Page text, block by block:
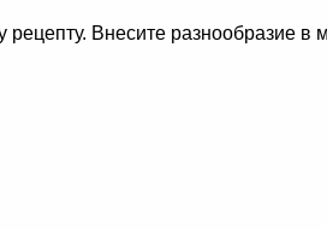
рецепту. Внесите разнообразие